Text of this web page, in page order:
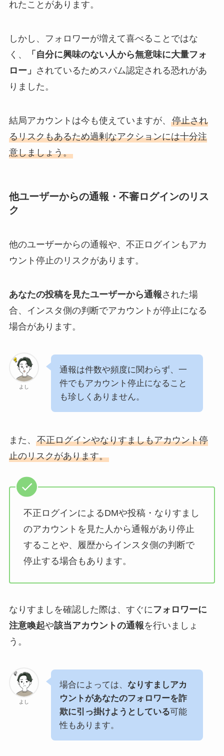
れたことがあります。
しかし、フォロワーが増えて喜べることではな
く、
「自分に興味のない人から無意味に大量フォ
ロー」 されているためスパム認定される恐れがあ
りました。
結局アカウントは今も使えていますが、 停止され
るリスクもあるため過剰なアクションには十分注
意しましょう。
他ユーザーからの通報・不審ログインのリス
ク
他のユーザーからの通報や、不正ログインもアカ
ウント停止のリスクがあります。
あなたの投稿を見たユーザーから通報された場
合、インスタ側の判断でアカウントが停止になる
場合があります。
よし
通報は件数や頻度に関わらず、一
件でもアカウント停止になること
も珍しくありません。
また、 不正ログインやなりすましもアカウント停
止のリスクがあります。
不正ログインによるDMや投稿・なりすまし
のアカウントを見た人から通報があり停止
することや、履歴からインスタ側の判断で
停止する場合もあります。
なりすましを確認した際は、すぐにフォロワーに
注意喚起や該当アカウントの通報を行いましょ
う。
よし
場合によっては、 なりすましアカ
ウントがあなたのフォロワーを詐
欺に引っ掛けようとしている可能
性もあります。